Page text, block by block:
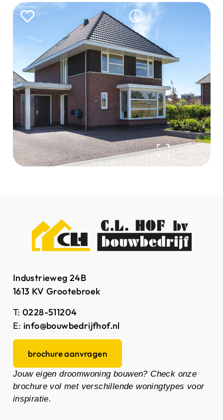
Industrieweg 24B
1613 KV Grootebroek
T: 0228-511204
E: info@bouwbedrijfhof.nl
brochure aanvragen
Jouw eigen droomwoning bouwen? Check onze
brochure vol met verschillende woningtypes voor
inspiratie.